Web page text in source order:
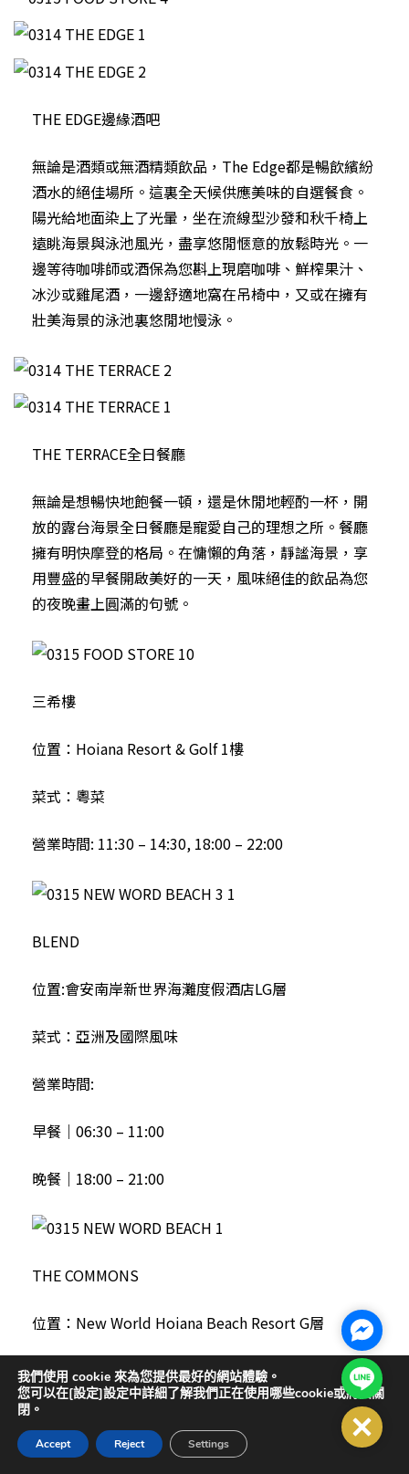
THE EDGE邊緣酒吧
無論是酒類或無酒精類飲品，The Edge都是暢飲繽紛
酒水的絕佳場所。這裏全天候供應美味的自選餐食。
陽光給地面染上了光暈，坐在流線型沙發和秋千椅上
遠眺海景與泳池風光，盡享悠閒愜意的放鬆時光。一
邊等待咖啡師或酒保為您斟上現磨咖啡、鮮榨果汁、
冰沙或雞尾酒，一邊舒適地窩在吊椅中，又或在擁有
壯美海景的泳池裏悠閒地慢泳。
THE TERRACE全日餐廳
無論是想暢快地飽餐一頓，還是休閒地輕酌一杯，開
放的露台海景全日餐廳是寵愛自己的理想之所。餐廳
擁有明快摩登的格局。在慵懶的角落，靜謐海景，享
用豐盛的早餐開啟美好的一天，風味絕佳的飲品為您
的夜晚畫上圓滿的句號。
三希樓
位置：Hoiana Resort & Golf 1樓
菜式：粵菜
營業時間: 11:30 – 14:30, 18:00 – 22:00
BLEND
位置:會安南岸新世界海灘度假酒店LG層
菜式：亞洲及國際風味
營業時間:
早餐｜06:30 – 11:00
晚餐｜18:00 – 21:00
THE COMMONS
位置：New World Hoiana Beach Resort G層
美食：精品咖啡、招牌雞尾酒
營業時間:08:00 – 23:00
注意：營業時間可能會發生變化
我們使用 cookie 來為您提供最好的網站體驗。
您可以在[設定]設定中詳細了解我們正在使用哪些cookie或將其關
閉。
Accept Reject Settings
Line@
Close